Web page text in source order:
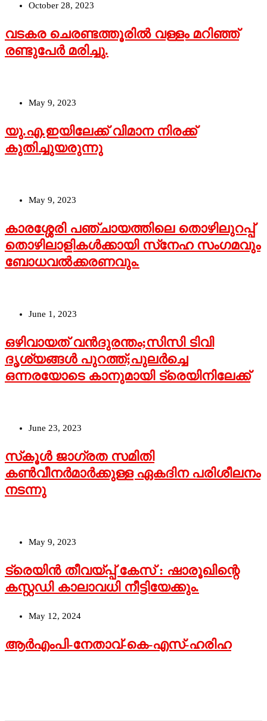
October 28, 2023
വടകര ചെരണ്ടത്തൂരില്‍ വള്ളം മറിഞ്ഞ്
രണ്ടുപേര്‍ മരിച്ചു.
May 9, 2023
യു.എ.ഇയിലേക്ക് വിമാന നിരക്ക്
കുതിച്ചുയരുന്നു
May 9, 2023
കാരശ്ശേരി പഞ്ചായത്തിലെ തൊഴിലുറപ്പ്
തൊഴിലാളികള്‍ക്കായി സ്‌നേഹ സംഗമവും
ബോധവല്‍ക്കരണവും.
June 1, 2023
ഒഴിവായത് വന്‍ദുരന്തം;സിസി ടിവി
ദൃശ്യങ്ങൾ പുറത്ത്;പുലർച്ചെ
ഒന്നരയോടെ കാനുമായി ട്രെയിനിലേക്ക്
June 23, 2023
സ്‌കൂള്‍ ജാഗ്രത സമിതി
കണ്‍വീനര്‍മാര്‍ക്കുള്ള ഏകദിന പരിശീലനം
നടന്നു
May 9, 2023
ട്രെയിന്‍ തീവയ്പ്പ് കേസ് : ഷാരൂഖിന്റെ
കസ്റ്റഡി കാലാവധി നീട്ടിയേക്കും.
May 12, 2024
ആർഎംപി-നേതാവ്-കെ-എസ്-ഹരിഹ